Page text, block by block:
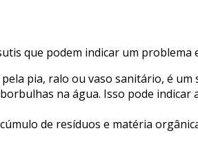
que podem indicar um problema
pia, ralo ou vaso sanitário, é um
na água. Isso pode indicar
de resíduos e matéria